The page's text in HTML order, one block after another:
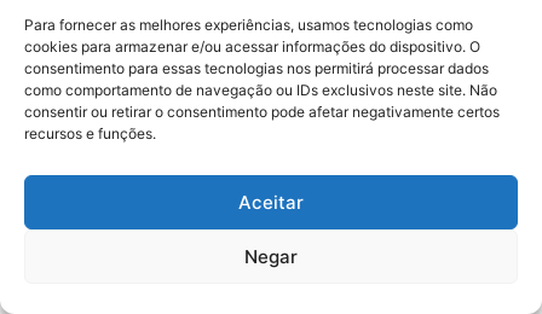
Para fornecer as melhores experiências, usamos tecnologias como
cookies para armazenar e/ou acessar informações do dispositivo. O
consentimento para essas tecnologias nos permitirá processar dados
como comportamento de navegação ou IDs exclusivos neste site. Não
consentir ou retirar o consentimento pode afetar negativamente certos
recursos e funções.
Aceitar
Negar
Agenda: 10ª Mostra Pedagógica
da Casa Durval Paiva acontecerá
nesta quarta-feira (29)